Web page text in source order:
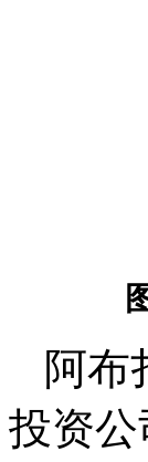
阿布
投资